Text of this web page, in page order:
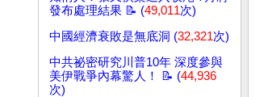
發布處理結果 📝 (49,011次)
中國經濟衰敗是無底洞 (32,321次)
中共祕密研究川普10年 深度參與
美伊戰爭內幕驚人！ 📝 (44,936
次)